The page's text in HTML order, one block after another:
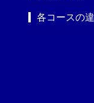
各コースの